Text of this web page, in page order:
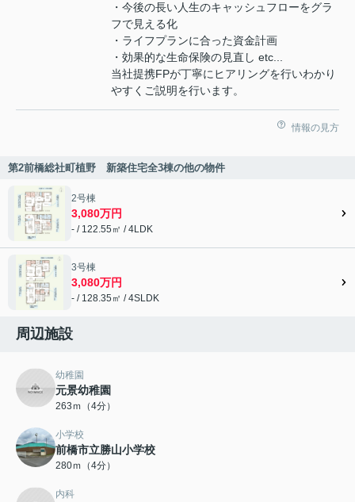
・今後の長い人生のキャッシュフローをグラ
フで見える化
・ライフプランに合った資金計画
・効果的な生命保険の見直し etc...
当社提携FPが丁寧にヒアリングを行いわかり
やすくご説明を行います。
情報の見方
第2前橋総社町植野 新築住宅全3棟の他の物件
2号棟
3,080万円
- / 122.55㎡ / 4LDK
3号棟
3,080万円
- / 128.35㎡ / 4SLDK
周辺施設
幼稚園
元景幼稚園
263ｍ（4分）
小学校
前橋市立勝山小学校
280ｍ（4分）
内科